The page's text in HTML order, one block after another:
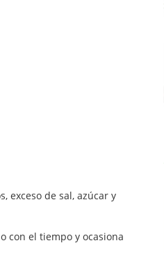
exceso de sal, azúcar y
con el tiempo y ocasiona